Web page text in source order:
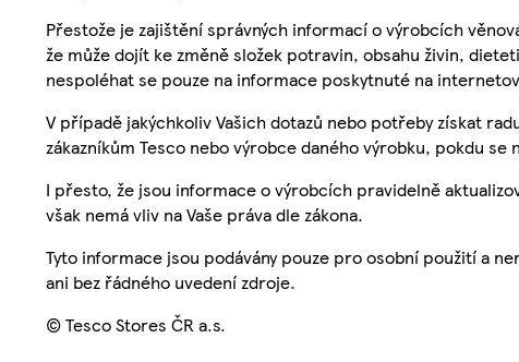
Přestože je zajištění správných informací o výrobcích
že může dojít ke změně složek potravin, obsahu živin,
nespoléhat se pouze na informace poskytnuté na
V případě jakýchkoliv Vašich dotazů nebo potřeby získat
zákazníkům Tesco nebo výrobce daného výrobku, pokdu se
I přesto, že jsou informace o výrobcích pravidelně
však nemá vliv na Vaše práva dle zákona.
Tyto informace jsou podávány pouze pro osobní použití a
ani bez řádného uvedení zdroje.
© Tesco Stores ČR a.s.